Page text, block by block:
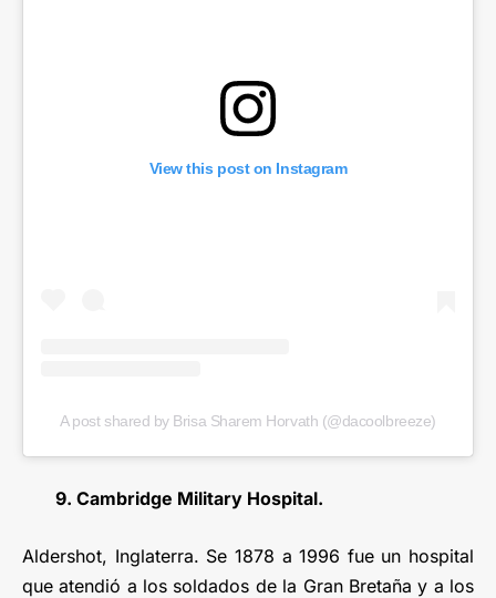
View this post on Instagram
A post shared by Brisa Sharem Horvath (@dacoolbreeze)
9. Cambridge Military Hospital.
Aldershot, Inglaterra. Se 1878 a 1996 fue un hospital
que atendió a los soldados de la Gran Bretaña y a los